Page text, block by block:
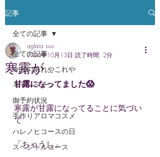
記事
全ての記事
今月のあれやこれや
キャンペーン
御予約状況
手作りアロマコスメ
ハレノヒコースの日
スペシャルコース
全ての記事
寒露が…
aglaia suu
2024年10月13日 読了時間: 2分
甘露になってました😱
寒露が甘露になってることに気づい
て
「ちゃうし」